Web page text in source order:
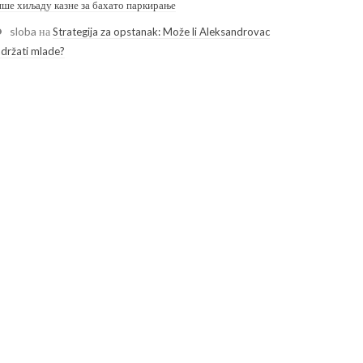
хиљаду казне за бахато паркирање
sloba наStrategija za opstanak: Može li Aleksandrovac
mlade?